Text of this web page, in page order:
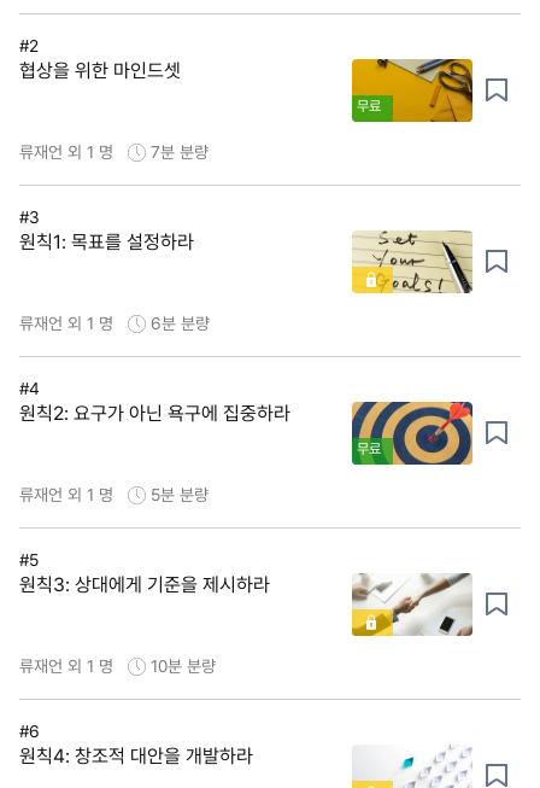
#2
협상을 위한 마인드셋
무료
류재언 외 1 명 7분 분량
#3
원칙1: 목표를 설정하라
류재언 외 1 명 6분 분량
#4
원칙2: 요구가 아닌 욕구에 집중하라
무료
류재언 외 1 명 5분 분량
#5
원칙3: 상대에게 기준을 제시하라
류재언 외 1 명 10분 분량
#6
원칙4: 창조적 대안을 개발하라